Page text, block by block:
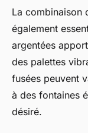
La combinaison
également
argentées
des palettes
fusées peuvent
à des fontaines
désiré.